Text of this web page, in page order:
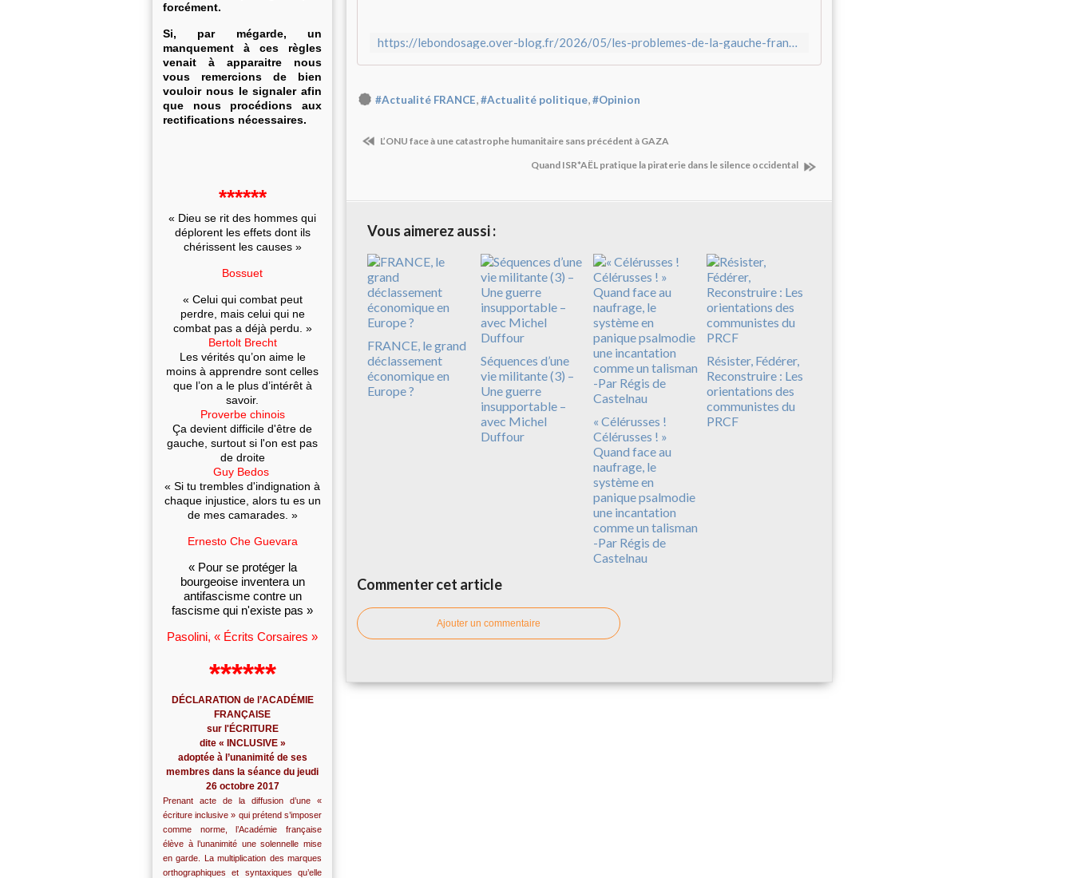
forcément.
Si, par mégarde, un
manquement à ces règles
venait à apparaitre nous
vous remercions de bien
vouloir nous le signaler afin
que nous procédions aux
rectifications nécessaires.
******
« Dieu se rit des hommes qui
déplorent les effets dont ils
chérissent les causes »
Bossuet
« Celui qui combat peut
perdre, mais celui qui ne
combat pas a déjà perdu. »
Bertolt Brecht
Les vérités qu’on aime le
moins à apprendre sont celles
que l’on a le plus d’intérêt à
savoir.
Proverbe chinois
Ça devient difficile d'être de
gauche, surtout si l'on est pas
de droite
Guy Bedos
« Si tu trembles d'indignation à
chaque injustice, alors tu es un
de mes camarades. »
Ernesto Che Guevara
« Pour se protéger la
bourgeoise inventera un
antifascisme contre un
fascisme qui n'existe pas »
Pasolini, « Écrits Corsaires »
******
DÉCLARATION de l’ACADÉMIE
FRANÇAISE
sur l'ÉCRITURE
dite « INCLUSIVE »
adoptée à l’unanimité de ses
membres dans la séance du jeudi
26 octobre 2017
Prenant acte de la diffusion d’une «
écriture inclusive » qui prétend s’imposer
comme norme, l’Académie française
élève à l’unanimité une solennelle mise
en garde. La multiplication des marques
orthographiques et syntaxiques qu’elle
https://lebondosage.over-blog.fr/2026/05/les-problemes-de-la-gauche-francaise.html
#Actualité FRANCE,#Actualité politique,#Opinion
L’ONU face à une catastrophe humanitaire sans précédent à GAZA
Quand ISR*AËL pratique la piraterie dans le silence occidental
Vous aimerez aussi :
FRANCE, le grand
déclassement
économique en
Europe ?
Séquences d’une
vie militante (3) –
Une guerre
insupportable –
avec Michel
Duffour
« Célérusses !
Célérusses ! »
Quand face au
naufrage, le
système en
panique psalmodie
une incantation
comme un talisman
-Par Régis de
Castelnau
Résister, Fédérer,
Reconstruire : Les
orientations des
communistes du
PRCF
Commenter cet article
Ajouter un commentaire